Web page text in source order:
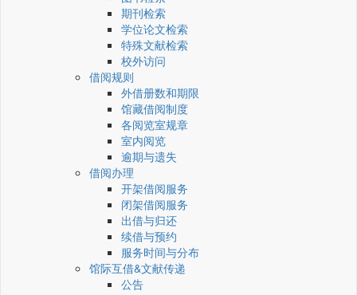
期刊检索
学位论文检索
特殊文献检索
校外访问
借阅规则
外借册数和期限
馆藏借阅制度
各阅览室规章
室内阅览
逾期与遗失
借阅办理
开架借阅服务
闭架借阅服务
出借与归还
续借与预约
服务时间与分布
馆际互借&文献传递
公告